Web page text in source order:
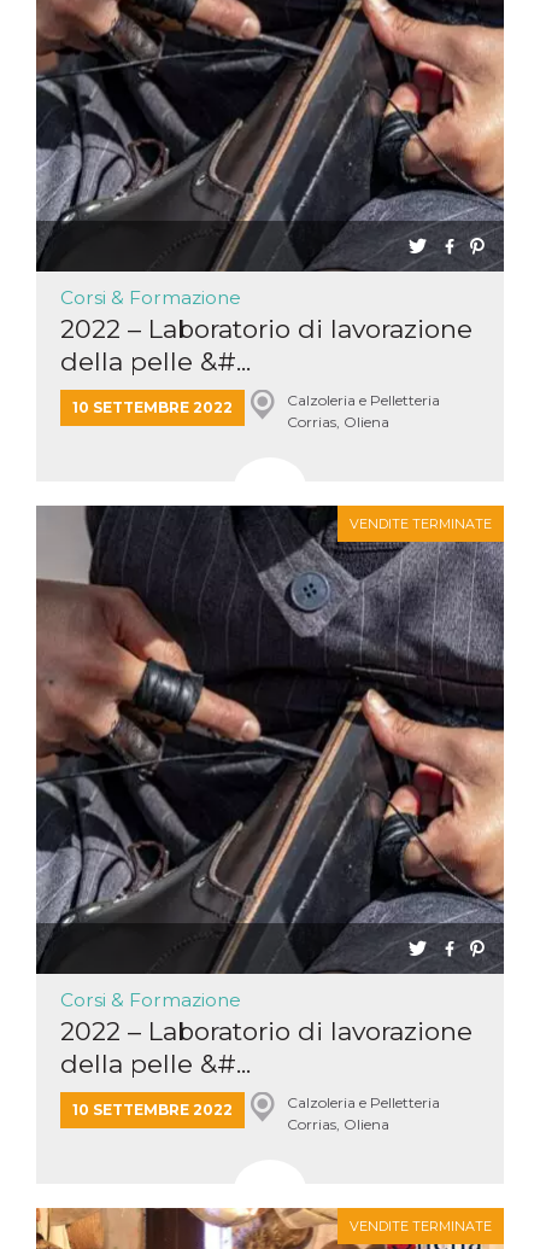
Corsi & Formazione
2022 – Laboratorio di lavorazione
della pelle &#...
10 SETTEMBRE 2022
Calzoleria e Pelletteria
Corrias, Oliena
VENDITE TERMINATE
Corsi & Formazione
2022 – Laboratorio di lavorazione
della pelle &#...
10 SETTEMBRE 2022
Calzoleria e Pelletteria
Corrias, Oliena
VENDITE TERMINATE